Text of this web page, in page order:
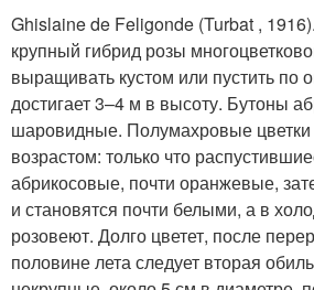
Ghislaine de Feligonde (Turbat ,
крупный гибрид розы
выращивать кустом или пустить по
достигает 3–4 м в высоту. Бутоны
шаровидные. Полумахровые цветки
возрастом: только что
абрикосовые, почти оранжевые,
и становятся почти белыми, а в
розовеют. Долго цветет, после
половине лета следует вторая